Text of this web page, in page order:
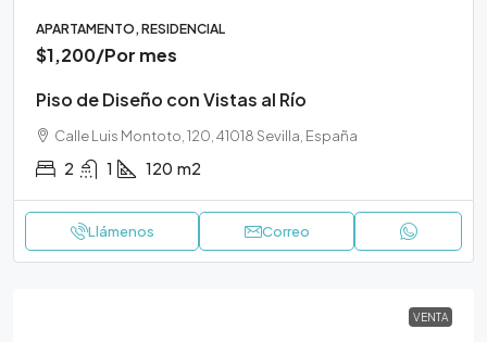
APARTAMENTO, RESIDENCIAL
$1,200/Por mes
Piso de Diseño con Vistas al Río
Calle Luis Montoto, 120, 41018 Sevilla, España
2 1 120 m2
Llámenos Correo
VENTA